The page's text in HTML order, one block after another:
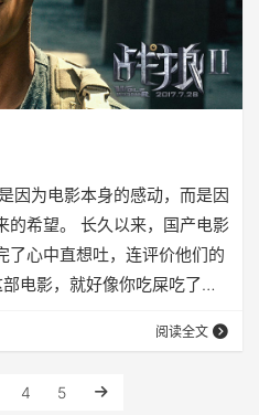
因为电影本身的感动，而是因
的希望。 长久以来，国产电影
了心中直想吐，连评价他们的
电影，就好像你吃屎吃了好
点少，盐放的有点多，吃起来
吃的菜。 我在豆瓣短评上说：
界主流价值观，所有人都能看
阅读全文
4 5